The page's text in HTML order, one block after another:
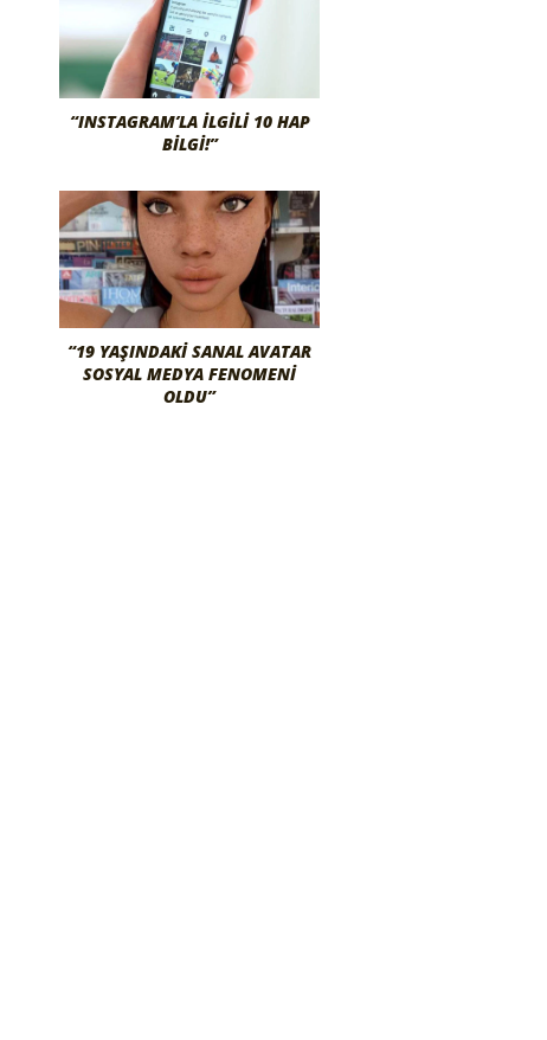
“INSTAGRAM’LA İLGILI 10 HAP
BILGI!”
“19 YAŞINDAKI SANAL AVATAR
SOSYAL MEDYA FENOMENI
OLDU”